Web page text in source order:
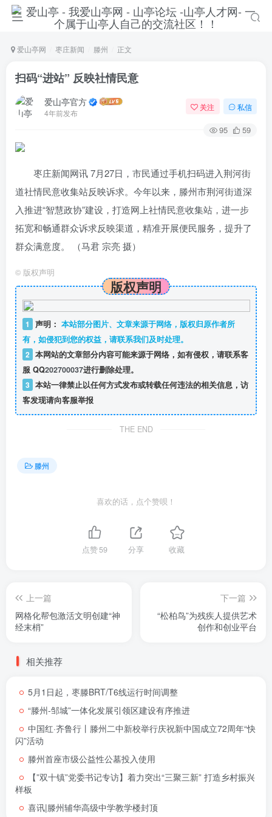
爱山亭网 枣庄新闻 滕州 正文
扫码“进站” 反映社情民意
爱山亭官方
4年前发布
关注 私信
95 59
枣庄新闻网讯 7月27日，市民通过手机扫码进入荆河街
道社情民意收集站反映诉求。今年以来，滕州市荆河街道深
入推进“智慧政协”建设，打造网上社情民意收集站，进一步
拓宽和畅通群众诉求反映渠道，精准开展便民服务，提升了
群众满意度。 （马君 宗亮 摄）
© 版权声明
版权声明
1 声明： 本站部分图片、文章来源于网络，版权归原作者所
有，如侵犯到您的权益，请联系我们及时处理。
2 本网站的文章部分内容可能来源于网络，如有侵权，请联系客
服 QQ202700037进行删除处理。
3 本站一律禁止以任何方式发布或转载任何违法的相关信息，访
客发现请向客服举报
THE END
滕州
喜欢的话，点个赞呗！
点赞59 分享 收藏
上一篇
网格化帮包激活文明创建“神
经末梢”
下一篇
“松柏鸟”为残疾人提供艺术
创作和创业平台
相关推荐
5月1日起，枣滕BRT/T6线运行时间调整
“滕州-邹城”一体化发展引领区建设有序推进
中国红·齐鲁行丨滕州二中新校举行庆祝新中国成立72周年“快
闪”活动
滕州首座市级公益性公墓投入使用
【”双十镇”党委书记专访】着力突出“三聚三新” 打造乡村振兴
样板
喜讯|滕州辅华高级中学教学楼封顶